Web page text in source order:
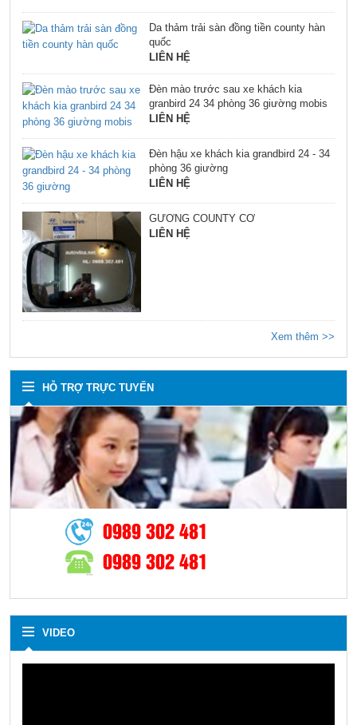
Da thảm trải sàn đồng tiền county hàn
quốc
LIÊN HỆ
Đèn mào trước sau xe khách kia
granbird 24 34 phòng 36 giường mobis
LIÊN HỆ
Đèn hậu xe khách kia grandbird 24 - 34
phòng 36 giường
LIÊN HỆ
GƯƠNG COUNTY CƠ
LIÊN HỆ
Xem thêm >>
HỖ TRỢ TRỰC TUYẾN
0989 302 481
0989 302 481
VIDEO